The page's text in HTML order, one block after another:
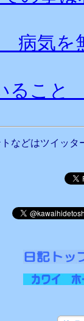
気を
るこ
トなどはツイッタ